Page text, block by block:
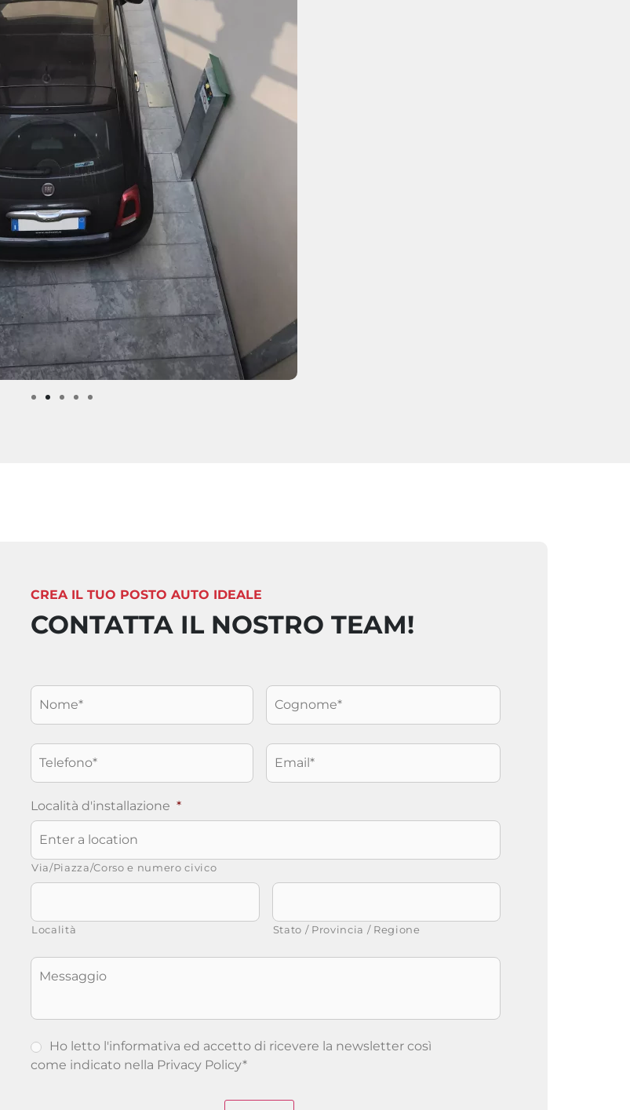
CREA IL TUO POSTO AUTO IDEALE
CONTATTA IL NOSTRO TEAM!
Nome * Cognome *
Telefono * Email *
Località d'installazione *
Via/Piazza/Corso e numero civico
Località Stato / Provincia / Regione
Messaggio
Ho letto l'informativa ed accetto di ricevere la newsletter così
come indicato nella Privacy Policy*